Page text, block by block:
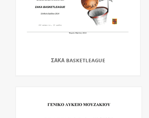
ΣΑΚΑ BASKETLEAGUE